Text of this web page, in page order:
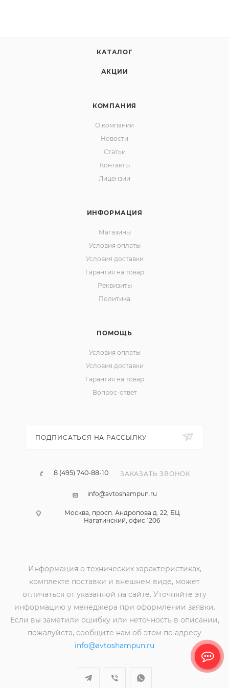
КАТАЛОГ
АКЦИИ
КОМПАНИЯ
О компании
Новости
Статьи
Контакты
Лицензии
ИНФОРМАЦИЯ
Магазины
Условия оплаты
Условия доставки
Гарантия на товар
Реквизиты
Политика
ПОМОЩЬ
Условия оплаты
Условия доставки
Гарантия на товар
Вопрос-ответ
ПОДПИСАТЬСЯ НА РАССЫЛКУ
8 (495) 740-88-10 ЗАКАЗАТЬ ЗВОНОК
info@avtoshampun.ru
Москва, просп. Андропова д. 22, БЦ
Нагатинский, офис 1206
Информация о технических характеристиках,
комплекте поставки и внешнем виде, может
отличаться от указанной на сайте. Уточняйте эту
информацию у менеджера при оформлении заявки.
Если вы заметили ошибку или неточность в описании,
пожалуйста, сообщите нам об этом по адресу
info@avtoshampun.ru